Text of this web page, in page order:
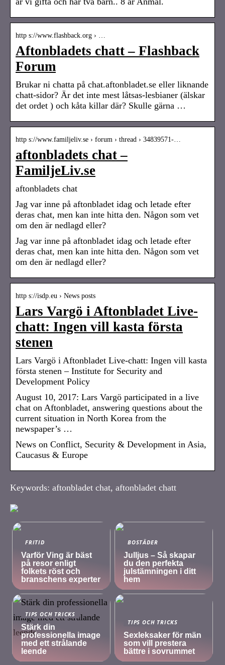
http s://www.flashback.org › …
Aftonbladets chatt – Flashback
Forum
Brukar ni chatta på chat.aftonbladet.se eller liknande
chatt-sidor? Är det inte mest låtsas-lesbianer (älskar
det ordet ) och kåta killar där? Skulle gärna …
http s://www.familjeliv.se › forum › thread › 34839571-…
aftonbladets chat –
FamiljeLiv.se
aftonbladets chat
Jag var inne på aftonbladet idag och letade efter
deras chat, men kan inte hitta den. Någon som vet
om den är nedlagd eller?
Jag var inne på aftonbladet idag och letade efter
deras chat, men kan inte hitta den. Någon som vet
om den är nedlagd eller?
http s://isdp.eu › News posts
Lars Vargö i Aftonbladet Live-
chatt: Ingen vill kasta första
stenen
Lars Vargö i Aftonbladet Live-chatt: Ingen vill kasta
första stenen – Institute for Security and
Development Policy
August 10, 2017: Lars Vargö participated in a live
chat on Aftonbladet, answering questions about the
current situation in North Korea from the
newspaper’s …
News on Conflict, Security & Development in Asia,
Caucasus & Europe
Keywords: aftonbladet chat, aftonbladet chatt
FRITID
Varför Ving är bäst
på resor enligt
folkets röst och
branschens experter
BOSTÄDER
Julljus – Så skapar
du den perfekta
julstämningen i ditt
hem
TIPS OCH TRICKS
Stärk din
professionella image
med ett strålande
leende
TIPS OCH TRICKS
Sexleksaker för män
som vill prestera
bättre i sovrummet